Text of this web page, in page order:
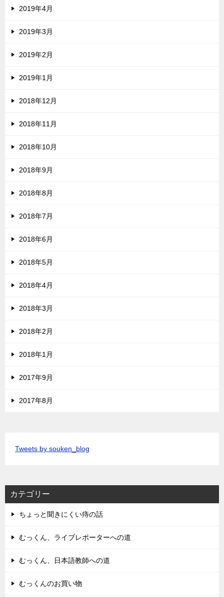
2019年4月
2019年3月
2019年2月
2019年1月
2018年12月
2018年11月
2018年10月
2018年9月
2018年8月
2018年7月
2018年6月
2018年5月
2018年4月
2018年3月
2018年2月
2018年1月
2017年9月
2017年8月
Tweets by souken_blog
カテゴリー
ちょっと聞きにくい痔の話
むっくん、ライブレポーターへの道
むっくん、日本語教師への道
むっくんのお買い物